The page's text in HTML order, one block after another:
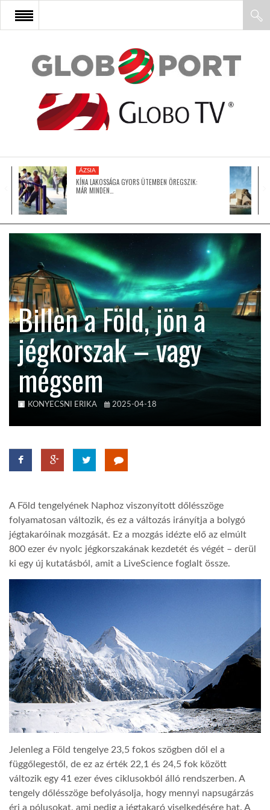
FŐOLDAL
AFRIKA
ÁZSIA
LATIN-AMERIKA
KÖZEL-KELET
AUSZTRÁLIA
A VILÁG ITTHON
HÍR3D
TROPICALMAGAZIN
AFRIKA TUDÁSTÁR
A NAP SZÉPE
LINKTR.EE
DOBRAVERO.HU
ÁZSIA
KÍNA LAKOSSÁGA GYORS ÜTEMBEN ÖREGSZIK:
MÁR MINDEN…
Billen a Föld, jön a
jégkorszak – vagy
mégsem
KONYECSNI ERIKA 2025-04-18
A Föld tengelyének Naphoz viszonyított dőlésszöge
folyamatosan változik, és ez a változás irányítja a bolygó
jégtakaróinak mozgását. Ez a mozgás idézte elő az elmúlt
800 ezer év nyolc jégkorszakának kezdetét és végét – derül
ki egy új kutatásból, amit a LiveScience foglalt össze.
Jelenleg a Föld tengelye 23,5 fokos szögben dől el a
függőlegestől, de ez az érték 22,1 és 24,5 fok között
változik egy 41 ezer éves ciklusokból álló rendszerben. A
tengely dőlésszöge befolyásolja, hogy mennyi napsugárzás
éri a pólusokat, ami pedig a jégtakaró viselkedésére hat. A